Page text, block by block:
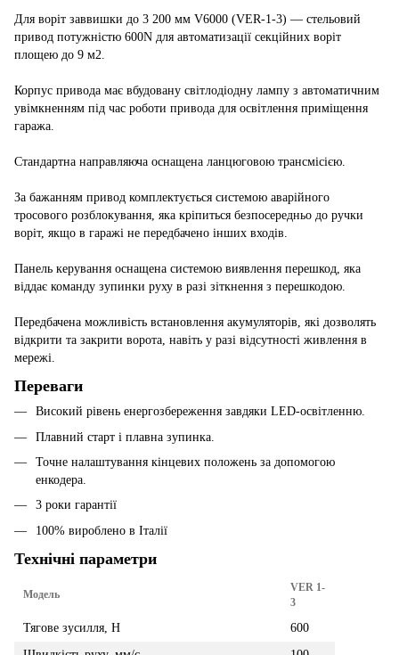
Для воріт заввишки до 3 200 мм V6000 (VER-1-3) — стельовий
привод потужністю 600N для автоматизації секційних воріт
площею до 9 м2.
Корпус привода має вбудовану світлодіодну лампу з автоматичним
увімкненням під час роботи привода для освітлення приміщення
гаража.
Стандартна направляюча оснащена ланцюговою трансмісією.
За бажанням привод комплектується системою аварійного
тросового розблокування, яка кріпиться безпосередньо до ручки
воріт, якщо в гаражі не передбачено інших входів.
Панель керування оснащена системою виявлення перешкод, яка
віддає команду зупинки руху в разі зіткнення з перешкодою.
Передбачена можливість встановлення акумуляторів, які дозволять
відкрити та закрити ворота, навіть у разі відсутності живлення в
мережі.
Переваги
Високий рівень енергозбереження завдяки LED-освітленню.
Плавний старт і плавна зупинка.
Точне налаштування кінцевих положень за допомогою
енкодера.
3 роки гарантії
100% вироблено в Італії
Технічні параметри
Модель
VER 1-
3
Тягове зусилля, Н
600